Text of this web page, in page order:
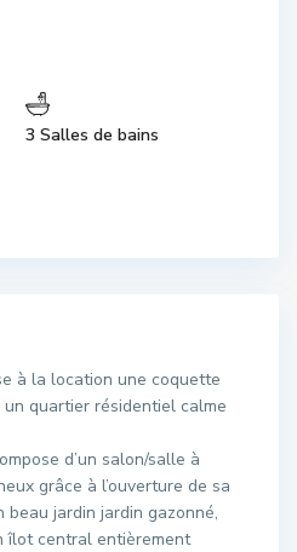
3 Salles de bains
à la location une coquette
quartier résidentiel calme
d’un salon/salle à
grâce à l’ouverture de sa
jardin jardin gazonné,
îlot central entièrement